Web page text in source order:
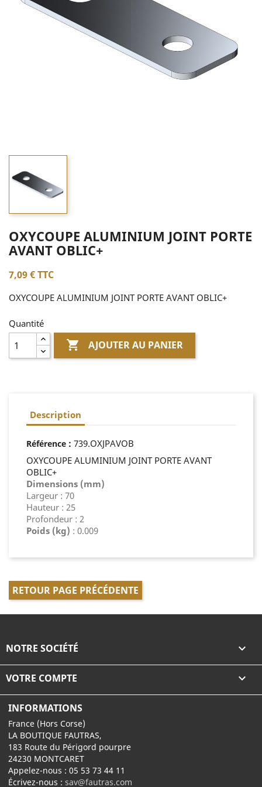
OXYCOUPE ALUMINIUM JOINT PORTE
AVANT OBLIC+
7,09 €TTC
OXYCOUPE ALUMINIUM JOINT PORTE AVANT OBLIC+
Quantité
 AJOUTER AU PANIER
Description
Référence : 739.OXJPAVOB
OXYCOUPE ALUMINIUM JOINT PORTE AVANT
OBLIC+
Dimensions (mm)
Largeur : 70
Hauteur : 25
Profondeur : 2
Poids (kg) : 0.009
RETOUR PAGE PRÉCÉDENTE
NOTRE SOCIÉTÉ 
VOTRE COMPTE 
INFORMATIONS
France (Hors Corse)
LA BOUTIQUE FAUTRAS,
183 Route du Périgord pourpre
24230 MONTCARET
Appelez-nous :05 53 73 44 11
Écrivez-nous :sav@fautras.com